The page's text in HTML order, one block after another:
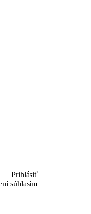
Prihlásiť
súhlasím